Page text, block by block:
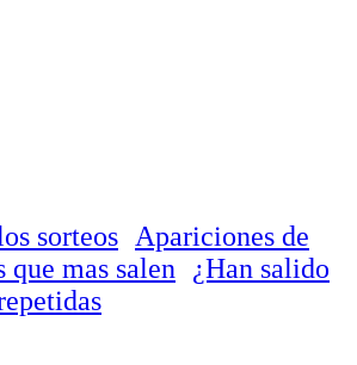
sorteos
Apariciones de
que mas salen
¿Han salido